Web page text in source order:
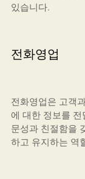
있습니다.
전화영업
전화영업은 고객
에 대한 정보를
문성과 친절함을
하고 유지하는 역